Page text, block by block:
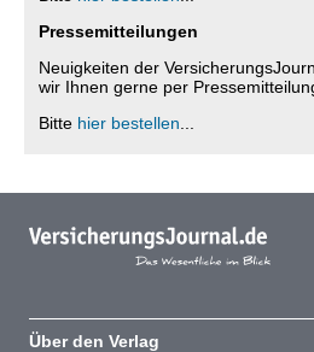
Pressemitteilungen
Neuigkeiten der
wir Ihnen gerne per
Bitte hier bestellen
Über den Verlag